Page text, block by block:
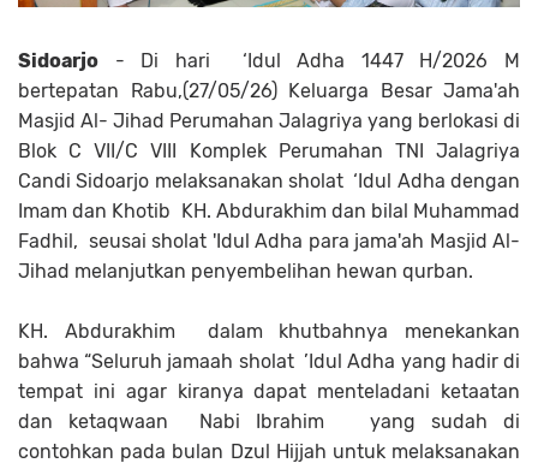
Sidoarjo - Di hari ‘Idul Adha 1447 H/2026 M
bertepatan Rabu,(27/05/26) Keluarga Besar Jama'ah
Masjid Al- Jihad Perumahan Jalagriya yang berlokasi di
Blok C VII/C VIII Komplek Perumahan TNI Jalagriya
Candi Sidoarjo melaksanakan sholat ‘Idul Adha dengan
Imam dan Khotib KH. Abdurakhim dan bilal Muhammad
Fadhil, seusai sholat 'Idul Adha para jama'ah Masjid Al-
Jihad melanjutkan penyembelihan hewan qurban.
KH. Abdurakhim dalam khutbahnya menekankan
bahwa “Seluruh jamaah sholat ’Idul Adha yang hadir di
tempat ini agar kiranya dapat menteladani ketaatan
dan ketaqwaan Nabi Ibrahim yang sudah di
contohkan pada bulan Dzul Hijjah untuk melaksanakan